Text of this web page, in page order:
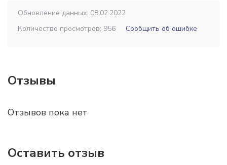
Обновление данных: 08.02.2022
Количество просмотров: 956
Сообщить об ошибке
Отзывы
Отзывов пока нет
Оставить отзыв